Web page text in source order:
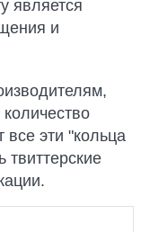
является
и
все эти "кольца